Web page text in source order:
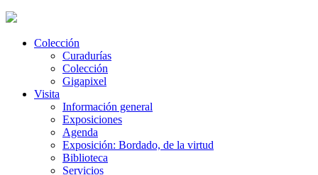
Colección
Curadurías
Colección
Gigapixel
Visita
Información general
Exposiciones
Agenda
Exposición: Bordado, de la virtud
Biblioteca
Servicios